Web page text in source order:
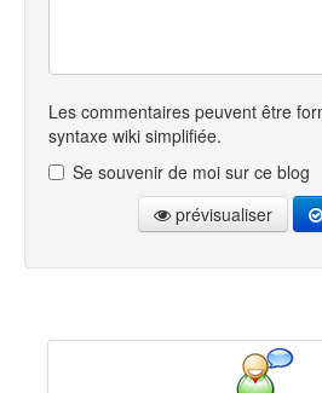
Les commentaires peuvent être
syntaxe wiki simplifiée.
Se souvenir de moi sur ce blog
prévisualiser